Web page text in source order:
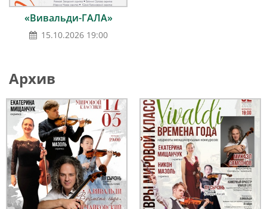
«Вивальди-ГАЛА»
15.10.2026 19:00
Архив